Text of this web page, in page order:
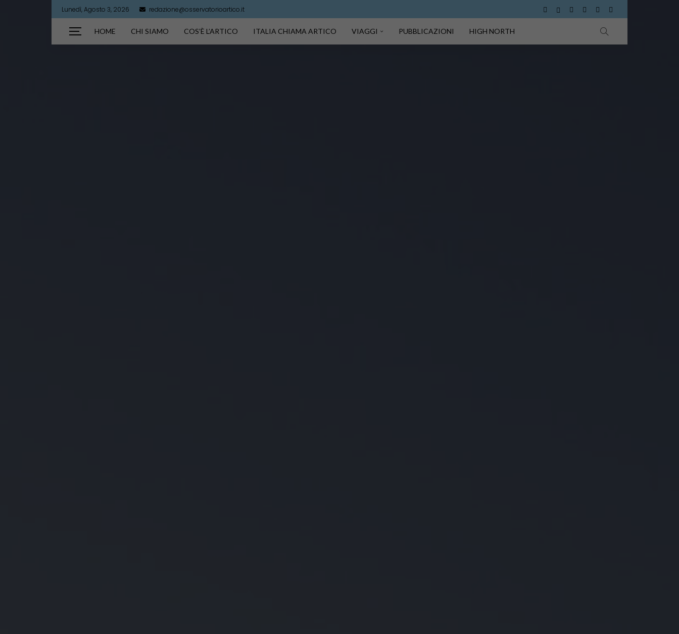
Lunedì, Agosto 3, 2026 redazione@osservatorioartico.it
HOME CHI SIAMO COS’È L’ARTICO ITALIA CHIAMA ARTICO VIAGGI PUBBLICAZIONI HIGH NORTH